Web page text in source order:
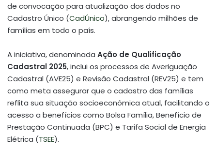
de convocação para atualização dos dados no
Cadastro Único (CadÚnico), abrangendo milhões de
famílias em todo o país.
A iniciativa, denominada Ação de Qualificação
Cadastral 2025, inclui os processos de Averiguação
Cadastral (AVE25) e Revisão Cadastral (REV25) e tem
como meta assegurar que o cadastro das famílias
reflita sua situação socioeconômica atual, facilitando o
acesso a benefícios como Bolsa Família, Benefício de
Prestação Continuada (BPC) e Tarifa Social de Energia
Elétrica (TSEE).